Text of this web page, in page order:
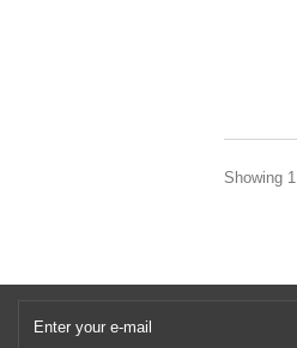
Showing